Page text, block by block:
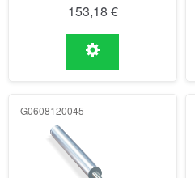
153,18 €
G0608120045